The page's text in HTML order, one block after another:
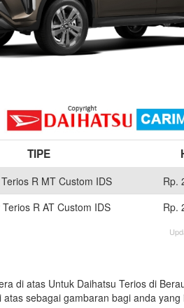
TIPE
R MT Custom IDS
Rp.
R AT Custom IDS
Rp.
di atas Untuk Daihatsu Terios di
atas sebagai gambaran bagi anda